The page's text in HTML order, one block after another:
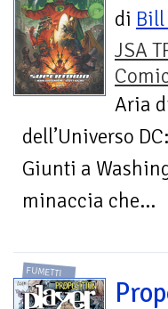
di
JSA
Aria
dell’Universo
Giunti a
minaccia che...
FUMETTI